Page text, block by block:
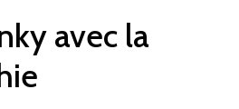
avec la